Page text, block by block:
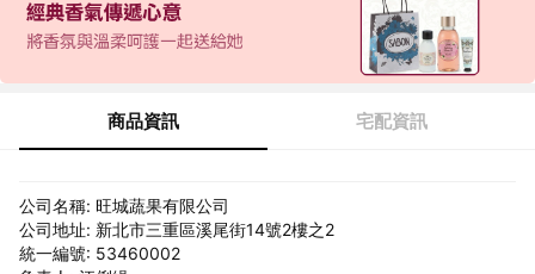
商品資訊 宅配資訊
公司名稱: 旺城蔬果有限公司
公司地址: 新北市三重區溪尾街14號2樓之2
統一編號: 53460002